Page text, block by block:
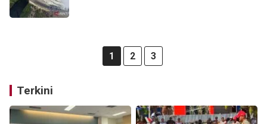
1 2 3
Terkini